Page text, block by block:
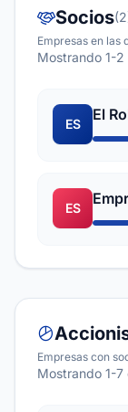
Socios
Empresas en las
Mostrando 1-2
ES
El
ES
Empresas con
Mostrando 1-7